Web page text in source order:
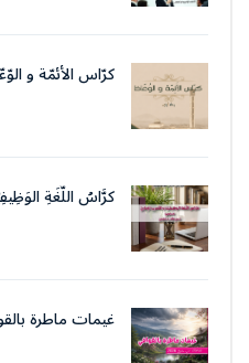
كرّاس الأئمّة و
كرَّاسُ اللُّغَةِ
غيمات ماطرة